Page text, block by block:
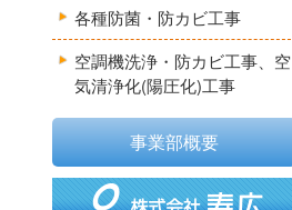
各種防菌・防カビ工事
空調機洗浄・防カビ工事、空
気清浄化(陽圧化)工事
事業部概要